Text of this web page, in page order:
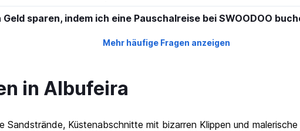
Geld sparen, indem ich eine Pauschalreise bei SWOODOO
Mehr häufige Fragen anzeigen
in Albufeira
Sandstrände, Küstenabschnitte mit bizarren Klippen und